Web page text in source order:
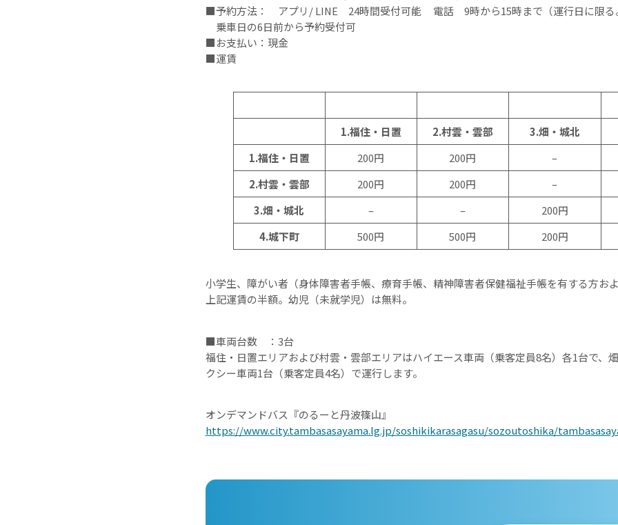
■予約方法： アプリ/ LINE 24時間受付可能 電話 9時から15時まで（運行日に限る
乗車日の6日前から予約受付可
■お支払い：現金
■運賃
1.福住・日置 2.村雲・雲部
3.畑・城北
1.福住・日置
200円 200円
–
2.村雲・雲部
200円 200円
–
3.畑・城北
– –
200円
4.城下町
500円 500円 200円
小学生、障がい者（身体障害者手帳、療育手帳、精神障害者保健福祉手帳を有する方お
上記運賃の半額。幼児（未就学児）は無料。
■車両台数 ：3台
福住・日置エリアおよび村雲・雲部エリアはハイエース車両（乗客定員8名）各1台で、
クシー車両1台（乗客定員4名）で運行します。
オンデマンドバス『のるーと丹波篠山』
https://www.city.tambasasayama.lg.jp/soshikikarasagasu/sozoutoshika/